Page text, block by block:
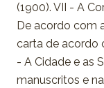
(1900). VII - A
De acordo com
carta de acordo
- A Cidade e as
manuscritos e